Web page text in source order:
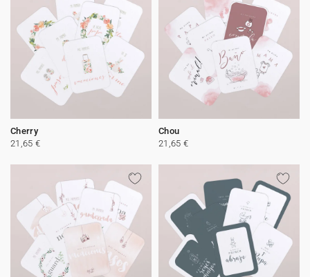
Cherry
21,65 €
Chou
21,65 €